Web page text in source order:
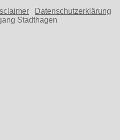
Datenschutzerklärung
Stadthagen